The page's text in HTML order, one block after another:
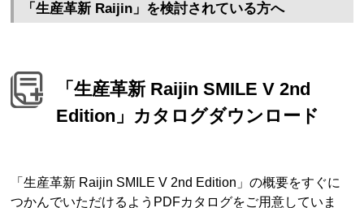
「生産革新 Raijin」を検討されている方へ
「生産革新 Raijin SMILE V 2nd
Edition」カタログダウンロード
「生産革新 Raijin SMILE V 2nd Edition」の概要をすぐに
つかんでいただけるようPDFカタログをご用意していま